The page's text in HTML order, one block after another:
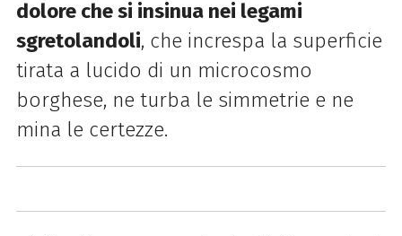
dolore che si insinua nei legami
sgretolandoli, che increspa la superficie
tirata a lucido di un microcosmo
borghese, ne turba le simmetrie e ne
mina le certezze.